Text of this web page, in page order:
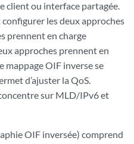
client ou interface partagée.
les deux approches
prennent en charge
approches prennent en
mappage OIF inverse se
d’ajuster la QoS.
sur MLD/IPv6 et
OIF inversée) comprend